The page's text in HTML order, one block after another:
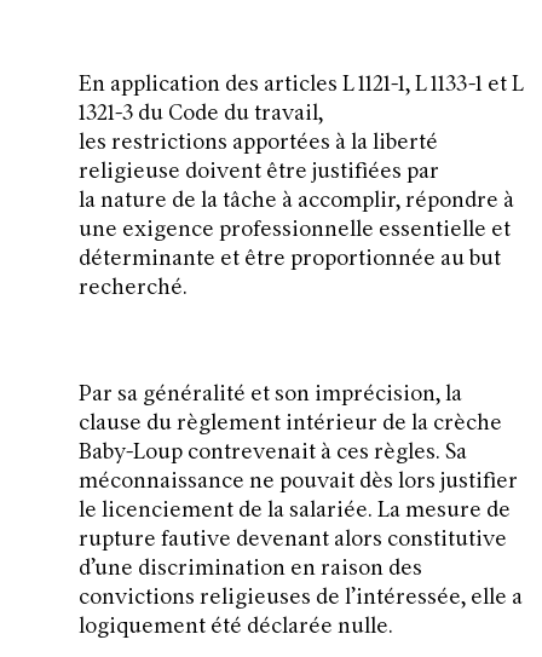
En application des articles L 1121-1, L 1133-1 et L
1321-3 du Code du travail,
les restrictions apportées à la liberté
religieuse doivent être justifiées par
la nature de la tâche à accomplir, répondre à
une exigence professionnelle essentielle et
déterminante et être proportionnée au but
recherché.
Par sa généralité et son imprécision, la
clause du règlement intérieur de la crèche
Baby-Loup contrevenait à ces règles. Sa
méconnaissance ne pouvait dès lors justifier
le licenciement de la salariée. La mesure de
rupture fautive devenant alors constitutive
d’une discrimination en raison des
convictions religieuses de l’intéressée, elle a
logiquement été déclarée nulle.